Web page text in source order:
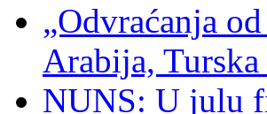
„Odvraćanja
Arabija,
NUNS: U julu